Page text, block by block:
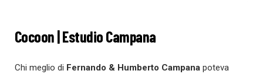
Cocoon | Estudio Campana
Chi meglio di Fernando & Humberto Campana poteva